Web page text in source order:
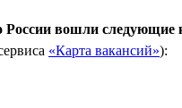
России вошли
«Карта вакансий»):